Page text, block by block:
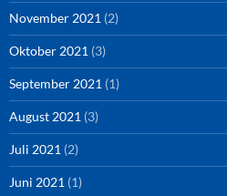
November 2021 (2)
Oktober 2021 (3)
September 2021 (1)
August 2021 (3)
Juli 2021 (2)
Juni 2021 (1)